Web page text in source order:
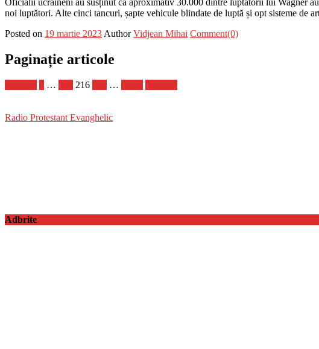
noi luptători. Alte cinci tancuri, șapte vehicule blindate de luptă și opt sisteme de
Posted on 19 martie 2023 Author Vidjean Mihai Comment(0)
Paginație articole
… 216 …
Radio Protestant Evanghelic
Adbrite